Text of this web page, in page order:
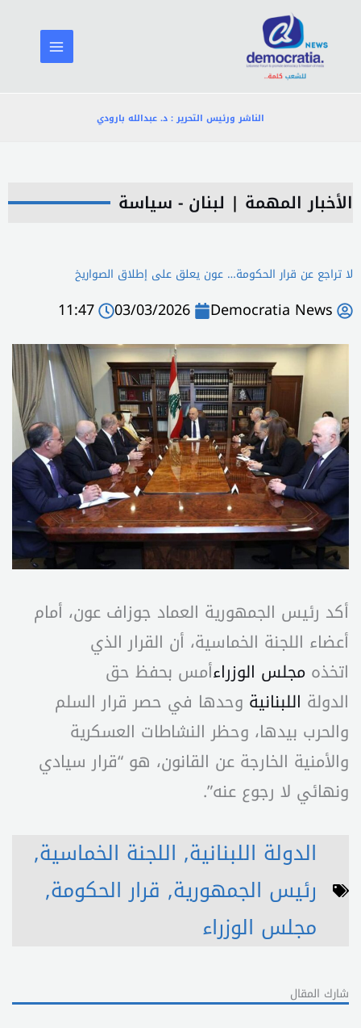
المحتوى
الناشر ورئيس التحرير : د. عبدالله بارودي
الأخبار المهمة | لبنان - سياسة
لا تراجع عن قرار الحكومة… عون يعلق على إطلاق الصواريخ
Democratia News
03/03/2026
11:47
أكد رئيس الجمهورية العماد جوزاف عون، أمام
أعضاء اللجنة الخماسية، أن القرار الذي
اتخذه مجلس الوزراءأمس بحفظ حق
الدولة اللبنانية وحدها في حصر قرار السلم
والحرب بيدها، وحظر النشاطات العسكرية
والأمنية الخارجة عن القانون، هو “قرار سيادي
ونهائي لا رجوع عنه”.
الدولة اللبنانية, اللجنة الخماسية,
رئيس الجمهورية, قرار الحكومة,
مجلس الوزراء
شارك المقال